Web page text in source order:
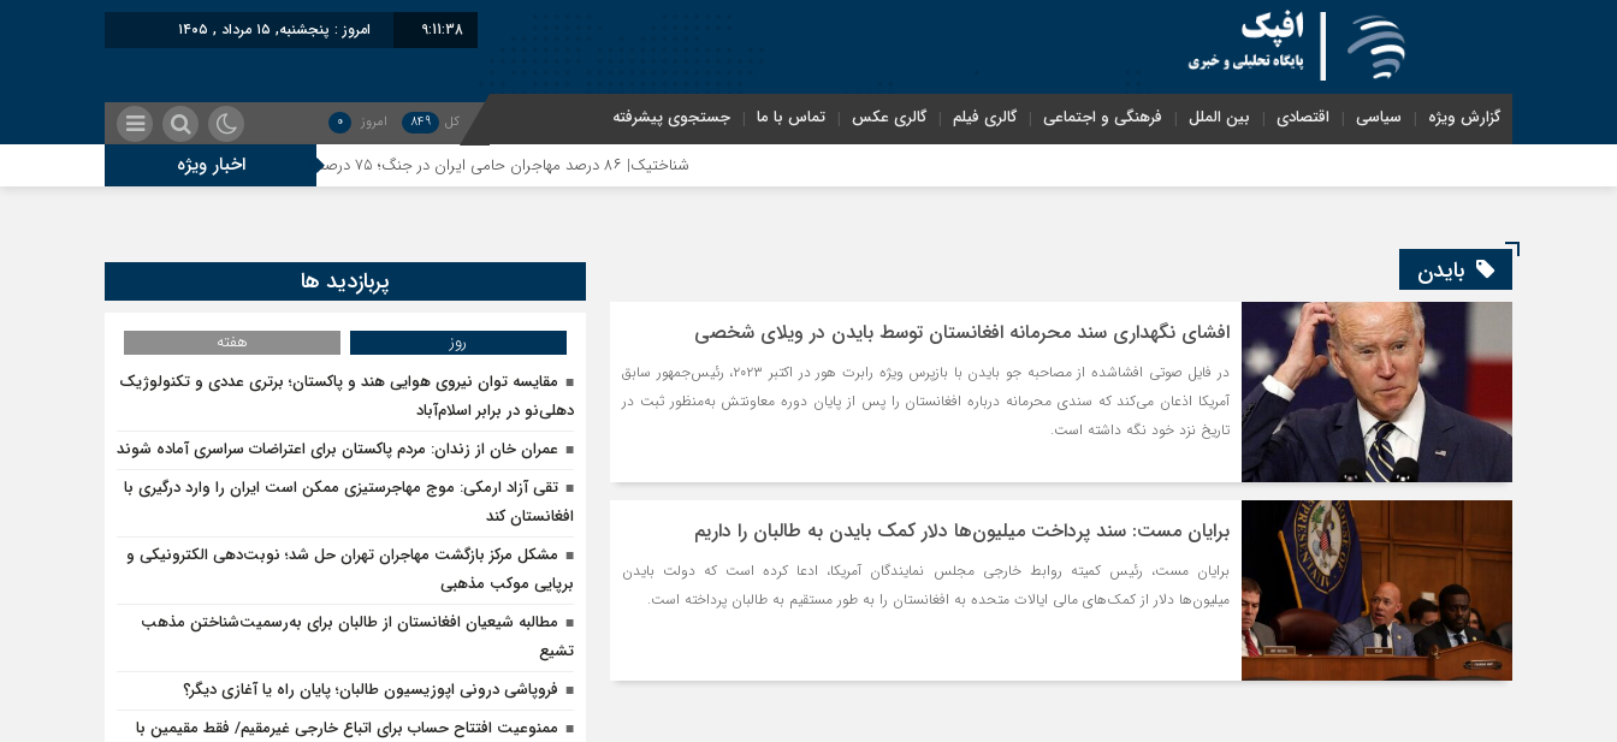
9:11:39 امروز : پنجشنبه, ۱۵ مرداد , ۱۴۰۵
گزارش ویژه سیاسی اقتصادی بین الملل فرهنگی و اجتماعی گالری فیلم گالری عکس تماس با ما جستجوی پیشرفته کل 849 امروز 0
اخبار ویژه
اختصاصی| معطلی بار تاجران پشت گمرک ایران؛ تأثیر اخراج مهاجرین بر پشیمانی تجارت با ایران
رضا صادقی: بدرقه میهمان با توهین، از اصالت ایرانی به‌دور است
روسیه امارت اسلامی افغانستان را به رسمیت شناخت؛ دول آسیای میانه هم به طالبان اعتبار می‎‌بخشند؟
مذاکره تحمیلی، جنگ تحمیلی، صلح تحمیلی را پذیرفتیم؛ اسرائیل به کدام صلح تاکنون پایبند بوده است؟
بایدن
افشای نگهداری سند محرمانه افغانستان توسط بایدن در ویلای شخصی
در فایل صوتی افشاشده از مصاحبه جو بایدن با بازپرس ویژه رابرت هور در اکتبر ۲۰۲۳، رئیس‌جمهور سابق
آمریکا اذعان می‌کند که سندی محرمانه درباره افغانستان را پس از پایان دوره معاونتش به‌منظور ثبت در
تاریخ نزد خود نگه داشته است.
برایان مست: سند پرداخت میلیون‌ها دلار کمک بایدن به طالبان را داریم
برایان مست، رئیس کمیته روابط خارجی مجلس نمایندگان آمریکا، ادعا کرده است که دولت بایدن
میلیون‌ها دلار از کمک‌های مالی ایالات متحده به افغانستان را به طور مستقیم به طالبان پرداخته است.
پربازدید ها
روز
هفته
مقایسه توان نیروی هوایی هند و پاکستان؛ برتری عددی و تکنولوژیک
دهلی‌نو در برابر اسلام‌آباد
عمران خان از زندان: مردم پاکستان برای اعتراضات سراسری آماده شوند
تقی آزاد ارمکی: موج مهاجرستیزی ممکن است ایران را وارد درگیری با
افغانستان کند
مشکل مرکز بازگشت مهاجران تهران حل شد؛ نوبت‌دهی الکترونیکی و
برپایی موکب مذهبی
مطالبه شیعیان افغانستان از طالبان برای به‌رسمیت‌شناختن مذهب
تشیع
فروپاشی درونی اپوزیسیون طالبان؛ پایان راه یا آغازی دیگر؟
ممنوعیت افتتاح حساب برای اتباع خارجی غیرمقیم/ فقط مقیمین با